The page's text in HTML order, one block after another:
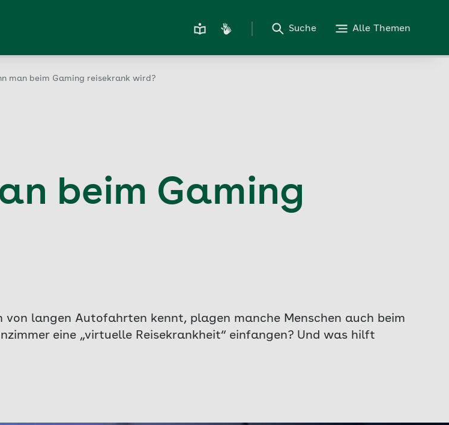
Suche Alle Themen
man beim Gaming reisekrank wird?
beim Gaming
langen Autofahrten kennt, plagen manche Menschen auch beim
eine „virtuelle Reisekrankheit“ einfangen? Und was hilft